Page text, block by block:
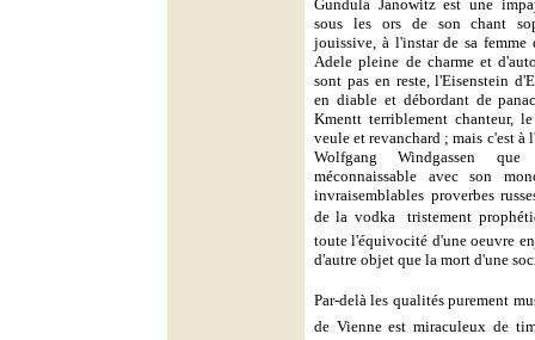
Gundula Janowitz est une
sous les ors de son chant
jouissive, à l'instar de sa femme
Adele pleine de charme et
sont pas en reste, l'Eisenstein
en diable et débordant de
Kmentt terriblement chanteur,
veule et revanchard ; mais c'est
Wolfgang Windgassen
méconnaissable avec son
invraisemblables proverbes
de la vodka  tristement
toute l'équivocité d'une oeuvre
d'autre objet que la mort d'une
Par-delà les qualités purement
de Vienne est miraculeux de